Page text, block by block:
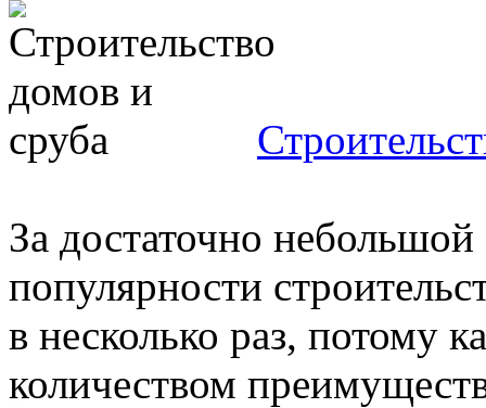
За достаточно
популярности
в несколько раз, потому
количеством